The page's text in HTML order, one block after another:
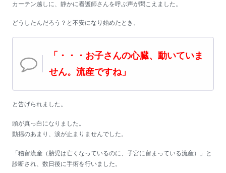
カーテン越しに、静かに看護師さんを呼ぶ声が聞こえました。
どうしたんだろう？と不安になり始めたとき、
「・・・お子さんの心臓、動いていま
せん。流産ですね」
と告げられました。
頭が真っ白になりました。
動揺のあまり、涙が止まりませんでした。
「稽留流産（胎児は亡くなっているのに、子宮に留まっている流産）」と
診断され、数日後に手術を行いました。